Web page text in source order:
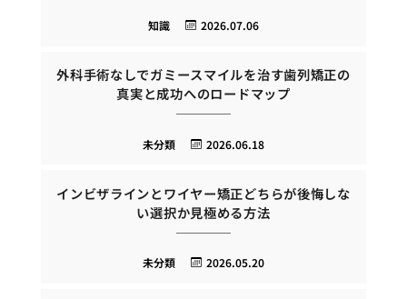
2026.07.06
知識
外科手術なしでガミースマイルを治す歯列矯正の
真実と成功へのロードマップ
2026.06.18
未分類
インビザラインとワイヤー矯正どちらが後悔しな
い選択か見極める方法
2026.05.20
未分類